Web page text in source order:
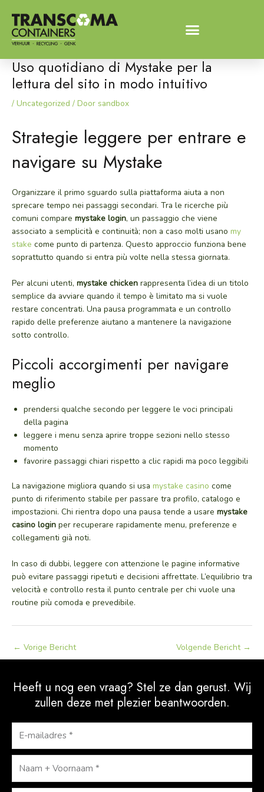
naar
inhoud
Uso quotidiano di Mystake per la
lettura del sito in modo intuitivo
/ Uncategorized / Door sandbox
Strategie leggere per entrare e
navigare su Mystake
Organizzare il primo sguardo sulla piattaforma aiuta a non
sprecare tempo nei passaggi secondari. Tra le ricerche più
comuni compare mystake login, un passaggio che viene
associato a semplicità e continuità; non a caso molti usano my
stake come punto di partenza. Questo approccio funziona bene
soprattutto quando si entra più volte nella stessa giornata.
Per alcuni utenti, mystake chicken rappresenta l’idea di un titolo
semplice da avviare quando il tempo è limitato ma si vuole
restare concentrati. Una pausa programmata e un controllo
rapido delle preferenze aiutano a mantenere la navigazione
sotto controllo.
Piccoli accorgimenti per navigare
meglio
prendersi qualche secondo per leggere le voci principali
della pagina
leggere i menu senza aprire troppe sezioni nello stesso
momento
favorire passaggi chiari rispetto a clic rapidi ma poco leggibili
La navigazione migliora quando si usa mystake casino come
punto di riferimento stabile per passare tra profilo, catalogo e
impostazioni. Chi rientra dopo una pausa tende a usare mystake
casino login per recuperare rapidamente menu, preferenze e
collegamenti già noti.
In caso di dubbi, leggere con attenzione le pagine informative
può evitare passaggi ripetuti e decisioni affrettate. L’equilibrio tra
velocità e controllo resta il punto centrale per chi vuole una
routine più comoda e prevedibile.
navigatie
← Vorige Bericht Volgende Bericht →
Heeft u nog een vraag? Stel ze dan gerust. Wij
zullen deze met plezier beantwoorden.
mailadres
Voornaam